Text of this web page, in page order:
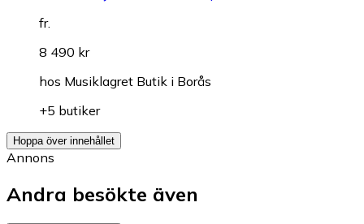
fr.
8 490 kr
hos Musiklagret Butik i Borås
+5 butiker
Hoppa över innehållet
Annons
Andra besökte även